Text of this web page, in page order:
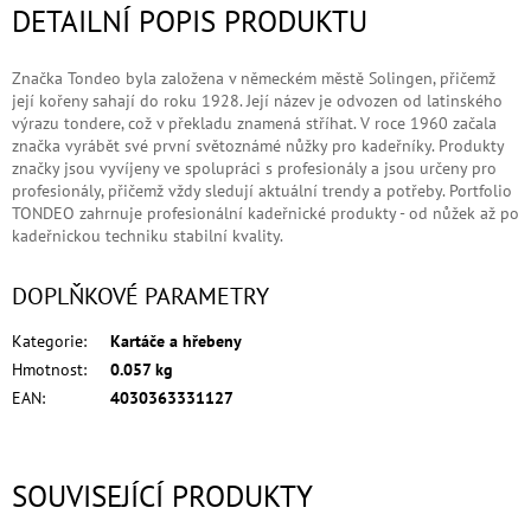
SOUVISEJÍCÍ PRODUKTY
DETAILNÍ POPIS PRODUKTU
Značka Tondeo byla založena v německém městě Solingen, přičemž
její kořeny sahají do roku 1928. Její název je odvozen od latinského
výrazu tondere, což v překladu znamená stříhat. V roce 1960 začala
značka vyrábět své první světoznámé nůžky pro kadeřníky. Produkty
značky jsou vyvíjeny ve spolupráci s profesionály a jsou určeny pro
profesionály, přičemž vždy sledují aktuální trendy a potřeby. Portfolio
TONDEO zahrnuje profesionální kadeřnické produkty - od nůžek až po
kadeřnickou techniku stabilní kvality.
DOPLŇKOVÉ PARAMETRY
Kategorie:
Kartáče a hřebeny
Hmotnost:
0.057 kg
EAN: 4030363331127